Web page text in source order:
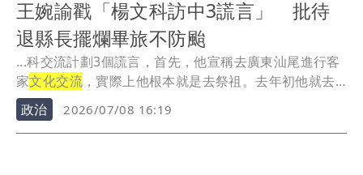
王婉諭戳「楊文科訪中3謊言」 批待
退縣長擺爛畢旅不防颱
...科交流計劃3個謊言，首先，他宣稱去廣東汕尾進行客
家文化交流，實際上他根本就是去祭祖。去年初他就去
過一...
政治 2026/07/08 16:19